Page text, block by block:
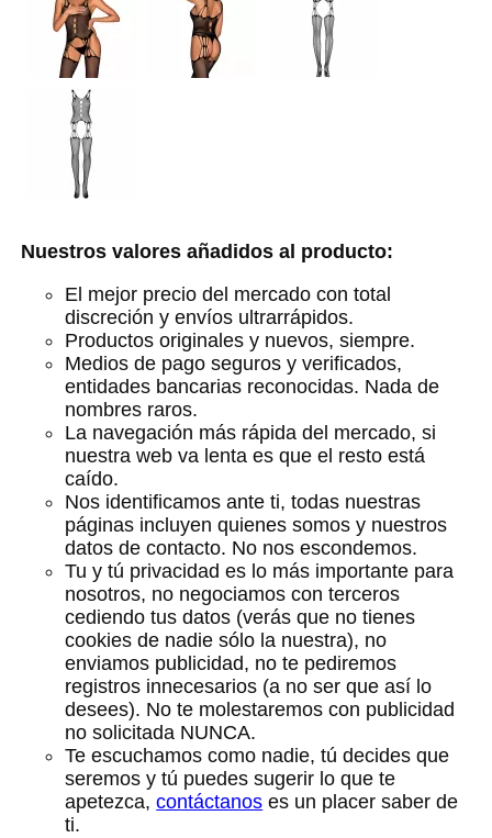
Nuestros valores añadidos al producto:
El mejor precio del mercado con total
discreción y envíos ultrarrápidos.
Productos originales y nuevos, siempre.
Medios de pago seguros y verificados,
entidades bancarias reconocidas. Nada de
nombres raros.
La navegación más rápida del mercado, si
nuestra web va lenta es que el resto está
caído.
Nos identificamos ante ti, todas nuestras
páginas incluyen quienes somos y nuestros
datos de contacto. No nos escondemos.
Tu y tú privacidad es lo más importante para
nosotros, no negociamos con terceros
cediendo tus datos (verás que no tienes
cookies de nadie sólo la nuestra), no
enviamos publicidad, no te pediremos
registros innecesarios (a no ser que así lo
desees). No te molestaremos con publicidad
no solicitada NUNCA.
Te escuchamos como nadie, tú decides que
seremos y tú puedes sugerir lo que te
apetezca,contáctanos es un placer saber de
ti.